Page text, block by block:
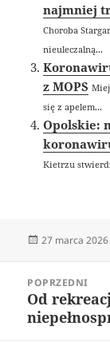
najmniej
Choroba
nieuleczalną...
z MOPS
się z apelem...
Opolskie:
Kietrzu
Data
27 marca 2026
wpisuPOPRZEDNI
Poprzedni
wpis:
Od